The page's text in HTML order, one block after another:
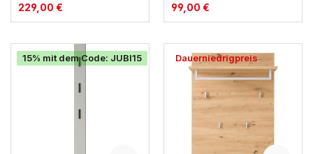
229,00 € 99,00 €
15% mit dem Code: JUBI15 Dauerniedrigpreis